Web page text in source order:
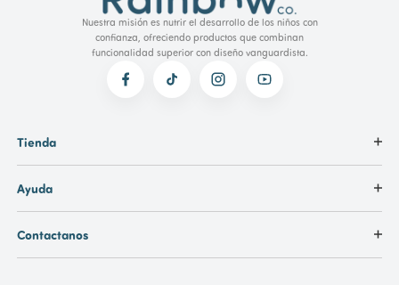
Nuestra misión es nutrir el desarrollo de los niños con
confianza, ofreciendo productos que combinan
funcionalidad superior con diseño vanguardista.
Tienda
Ayuda
Contactanos